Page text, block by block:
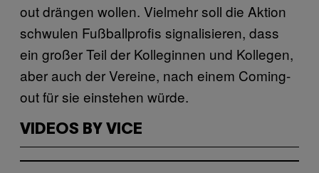
out drängen wollen. Vielmehr soll die Aktion
schwulen Fußballprofis signalisieren, dass
ein großer Teil der Kolleginnen und Kollegen,
aber auch der Vereine, nach einem Coming-
out für sie einstehen würde.
VIDEOS BY VICE